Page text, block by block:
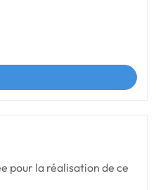
pour la réalisation de ce